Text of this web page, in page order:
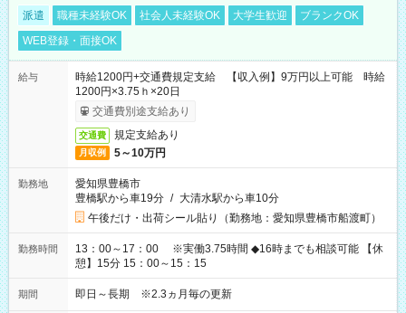
派遣 職種未経験OK 社会人未経験OK 大学生歓迎
ブランクOK
WEB登録・面接OK
給与
時給1200円+交通費規定支給 【収入例】9万円以上可能 時給
1200円×3.75ｈ×20日
交通費別途支給あり
交通費 規定支給あり
月収例 5～10万円
勤務地
愛知県豊橋市
豊橋駅から車19分 / 大清水駅から車10分
午後だけ・出荷シール貼り（勤務地：愛知県豊橋市船渡町）
勤務時間
13：00～17：00 ※実働3.75時間 ◆16時までも相談可能 【休
憩】15分 15：00～15：15
期間 即日～長期 ※2.3ヵ月毎の更新